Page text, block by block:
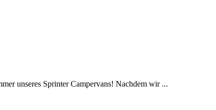
unseres Sprinter Campervans! Nachdem wir ...